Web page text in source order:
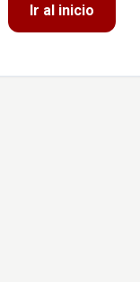
Ir al inicio